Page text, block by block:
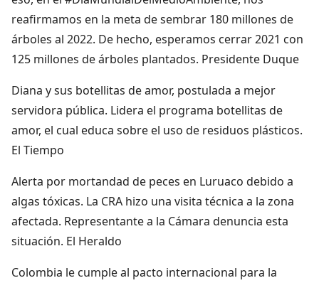
reafirmamos en la meta de sembrar 180 millones de
árboles al 2022. De hecho, esperamos cerrar 2021 con
125 millones de árboles plantados. Presidente Duque
Diana y sus botellitas de amor, postulada a mejor
servidora pública. Lidera el programa botellitas de
amor, el cual educa sobre el uso de residuos plásticos.
El Tiempo
Alerta por mortandad de peces en Luruaco debido a
algas tóxicas. La CRA hizo una visita técnica a la zona
afectada. Representante a la Cámara denuncia esta
situación. El Heraldo
Colombia le cumple al pacto internacional para la